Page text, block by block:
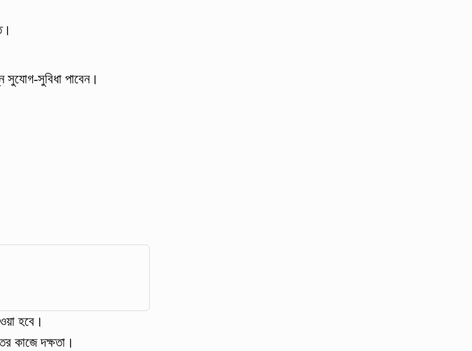
সুযোগ-সুবিধা পাবেন।
হবে।
কাজে দক্ষতা।